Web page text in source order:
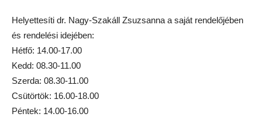
Helyettesíti dr. Nagy-Szakáll Zsuzsanna a saját rendelőjében
és rendelési idejében:
Hétfő: 14.00-17.00
Kedd: 08.30-11.00
Szerda: 08.30-11.00
Csütörtök: 16.00-18.00
Péntek: 14.00-16.00